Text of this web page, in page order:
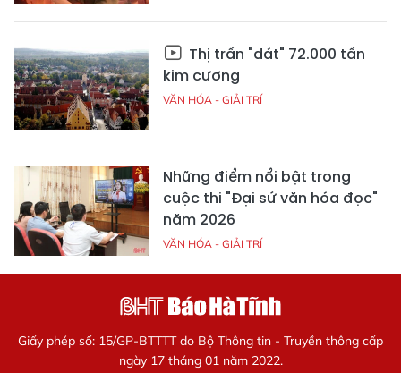
Thị trấn "dát" 72.000 tấn
kim cương
VĂN HÓA - GIẢI TRÍ
Những điểm nổi bật trong
cuộc thi "Đại sứ văn hóa đọc"
năm 2026
VĂN HÓA - GIẢI TRÍ
Giấy phép số: 15/GP-BTTTT do Bộ Thông tin - Truyền thông cấp
ngày 17 tháng 01 năm 2022.